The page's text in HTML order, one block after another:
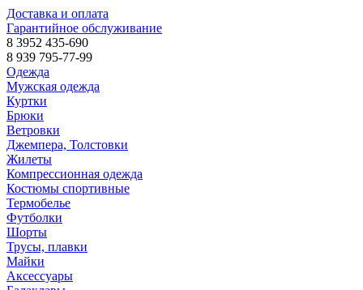
Доставка и оплата
Гарантийное обслуживание
8 3952 435-690
8 939 795-77-99
Одежда
Мужская одежда
Куртки
Брюки
Ветровки
Джемпера, Толстовки
Жилеты
Компрессионная одежда
Костюмы спортивные
Термобелье
Футболки
Шорты
Трусы, плавки
Майки
Аксессуары